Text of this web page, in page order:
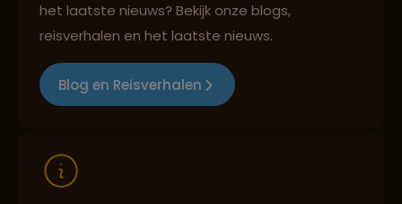
Reizen met oog voor mens, cultuur en milieu
het laatste nieuws? Bekijk onze blogs,
reisverhalen en het laatste nieuws.
Blog en Reisverhalen